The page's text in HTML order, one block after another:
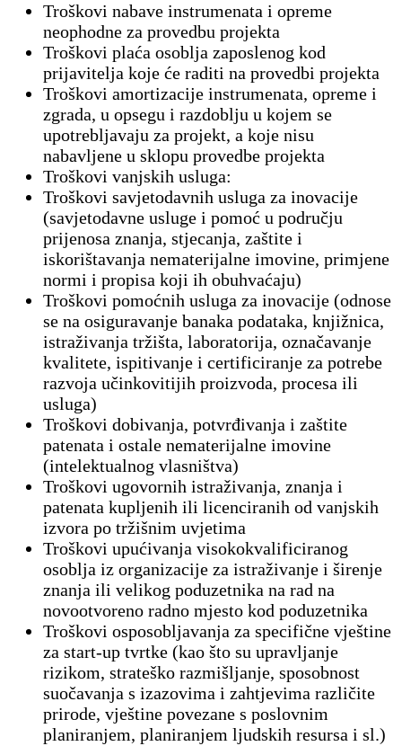
Troškovi nabave instrumenata i opreme
neophodne za provedbu projekta
Troškovi plaća osoblja zaposlenog kod
prijavitelja koje će raditi na provedbi projekta
Troškovi amortizacije instrumenata, opreme i
zgrada, u opsegu i razdoblju u kojem se
upotrebljavaju za projekt, a koje nisu
nabavljene u sklopu provedbe projekta
Troškovi vanjskih usluga:
Troškovi savjetodavnih usluga za inovacije
(savjetodavne usluge i pomoć u području
prijenosa znanja, stjecanja, zaštite i
iskorištavanja nematerijalne imovine, primjene
normi i propisa koji ih obuhvaćaju)
Troškovi pomoćnih usluga za inovacije (odnose
se na osiguravanje banaka podataka, knjižnica,
istraživanja tržišta, laboratorija, označavanje
kvalitete, ispitivanje i certificiranje za potrebe
razvoja učinkovitijih proizvoda, procesa ili
usluga)
Troškovi dobivanja, potvrđivanja i zaštite
patenata i ostale nematerijalne imovine
(intelektualnog vlasništva)
Troškovi ugovornih istraživanja, znanja i
patenata kupljenih ili licenciranih od vanjskih
izvora po tržišnim uvjetima
Troškovi upućivanja visokokvalificiranog
osoblja iz organizacije za istraživanje i širenje
znanja ili velikog poduzetnika na rad na
novootvoreno radno mjesto kod poduzetnika
Troškovi osposobljavanja za specifične vještine
za start-up tvrtke (kao što su upravljanje
rizikom, strateško razmišljanje, sposobnost
suočavanja s izazovima i zahtjevima različite
prirode, vještine povezane s poslovnim
planiranjem, planiranjem ljudskih resursa i sl.)